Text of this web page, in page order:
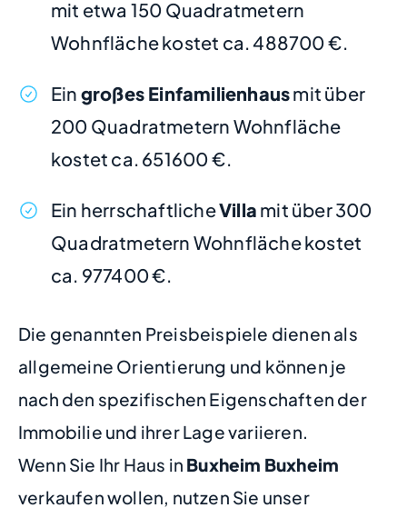
mit etwa 150 Quadratmetern
Wohnfläche kostet ca. 488700 €.
Ein großes Einfamilienhausmit über
200 Quadratmetern Wohnfläche
kostet ca. 651600 €.
Ein herrschaftlicheVilla mit über 300
Quadratmetern Wohnfläche kostet
ca. 977400 €.
Die genannten Preisbeispiele dienen als
allgemeine Orientierung und können je
nach den spezifischen Eigenschaften der
Immobilie und ihrer Lage variieren.
Wenn Sie Ihr Haus in Buxheim Buxheim
verkaufen wollen, nutzen Sie unser